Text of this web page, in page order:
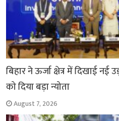
बिहार ने ऊर्जा क्षेत्र में दिखाई
को दिया बड़ा न्योता
August 7, 2026